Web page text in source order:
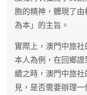
胞的精神，體現了
為本」的主旨。
實際上，澳門中旅
本人為例，在回鄉
續之時，澳門中旅
見，是否需要辦理